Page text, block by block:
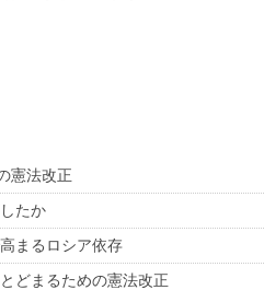
憲法改正
たか
まるロシア依存
どまるための憲法改正